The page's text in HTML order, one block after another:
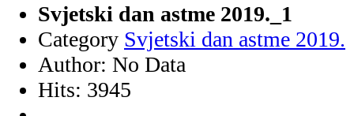
Svjetski dan astme 2019._1
Category Svjetski dan astme 2019.
Author: No Data
Hits: 3945